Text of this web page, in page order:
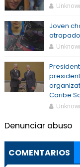
Joven
Caribe
Denunciar abuso
COMENTARIOS